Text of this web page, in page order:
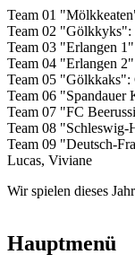
Team 01
Team 02 "Gölkkyks":
Team 03 "Erlangen
Team 04 "Erlangen
Team 05 "Gölkkaks":
Team 06
Team 07 "FC
Team 08
Team 09 "Deutsch-
Lucas, Viviane
Wir spielen dieses
Hauptmenü